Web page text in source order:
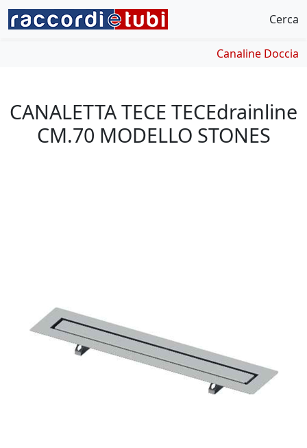
Cerca
Canaline Doccia
CANALETTA TECE TECEdrainline
CM.70 MODELLO STONES